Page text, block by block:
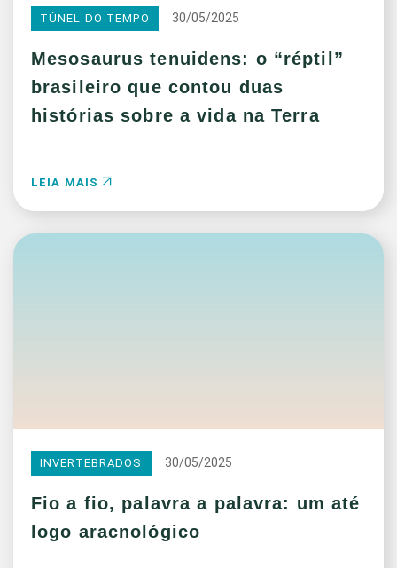
TÚNEL DO TEMPO 30/05/2025
Mesosaurus tenuidens: o “réptil”
brasileiro que contou duas
histórias sobre a vida na Terra
LEIA MAIS
INVERTEBRADOS 30/05/2025
Fio a fio, palavra a palavra: um até
logo aracnológico